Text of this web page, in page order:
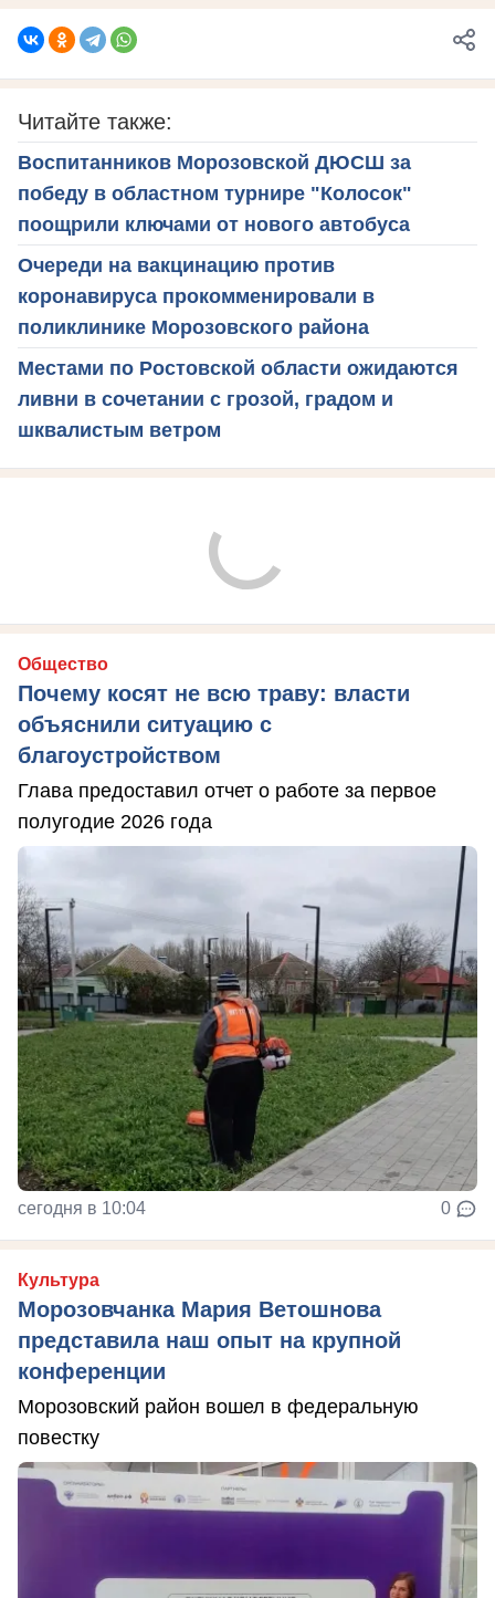
Читайте также:
Воспитанников Морозовской ДЮСШ за
победу в областном турнире "Колосок"
поощрили ключами от нового автобуса
Очереди на вакцинацию против
коронавируса прокомменировали в
поликлинике Морозовского района
Местами по Ростовской области ожидаются
ливни в сочетании с грозой, градом и
шквалистым ветром
Общество
Почему косят не всю траву: власти
объяснили ситуацию с
благоустройством
Глава предоставил отчет о работе за первое
полугодие 2026 года
сегодня в 10:04 0
Культура
Морозовчанка Мария Ветошнова
представила наш опыт на крупной
конференции
Морозовский район вошел в федеральную
повестку